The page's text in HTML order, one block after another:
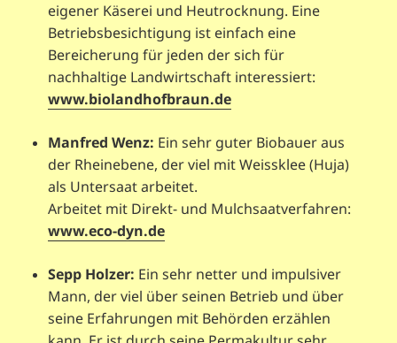
eigener Käserei und Heutrocknung. Eine
Betriebsbesichtigung ist einfach eine
Bereicherung für jeden der sich für
nachhaltige Landwirtschaft interessiert:
www.biolandhofbraun.de
Manfred Wenz: Ein sehr guter Biobauer aus
der Rheinebene, der viel mit Weissklee (Huja)
als Untersaat arbeitet.
Arbeitet mit Direkt- und Mulchsaatverfahren:
www.eco-dyn.de
Sepp Holzer: Ein sehr netter und impulsiver
Mann, der viel über seinen Betrieb und über
seine Erfahrungen mit Behörden erzählen